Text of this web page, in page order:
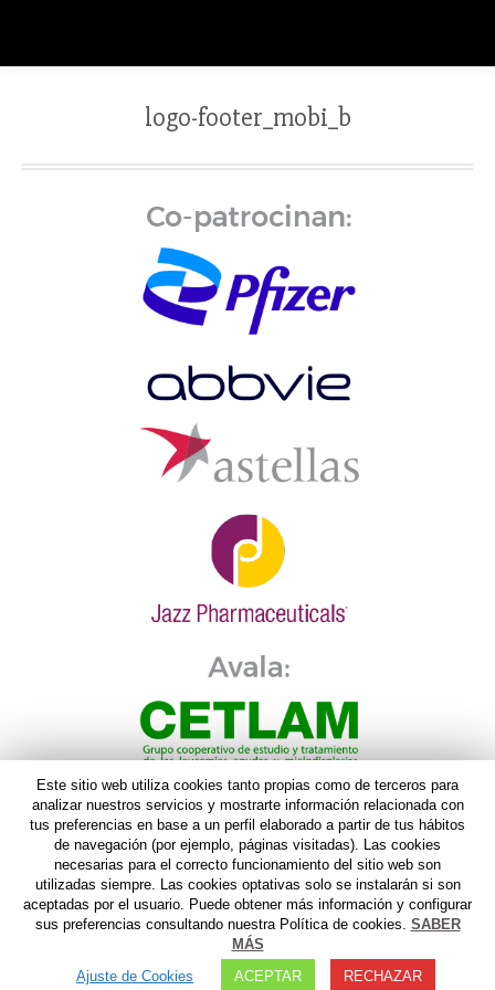
logo-footer_mobi_b
POLITICA DE PRIVACIDAD I AVISO
Este sitio web utiliza cookies tanto propias como de terceros para
analizar nuestros servicios y mostrarte información relacionada con
tus preferencias en base a un perfil elaborado a partir de tus hábitos
de navegación (por ejemplo, páginas visitadas). Las cookies
necesarias para el correcto funcionamiento del sitio web son
utilizadas siempre. Las cookies optativas solo se instalarán si son
aceptadas por el usuario. Puede obtener más información y configurar
sus preferencias consultando nuestra Política de cookies. SABER
MÁS
Ajuste de Cookies
ACEPTAR RECHAZAR